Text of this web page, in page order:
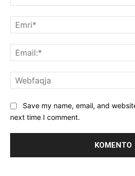
Save my name, email, and
next time I comment.